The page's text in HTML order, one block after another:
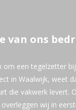
van ons
om een tegelzetter
in Waalwijk, weet
die vakwerk levert.
wij in